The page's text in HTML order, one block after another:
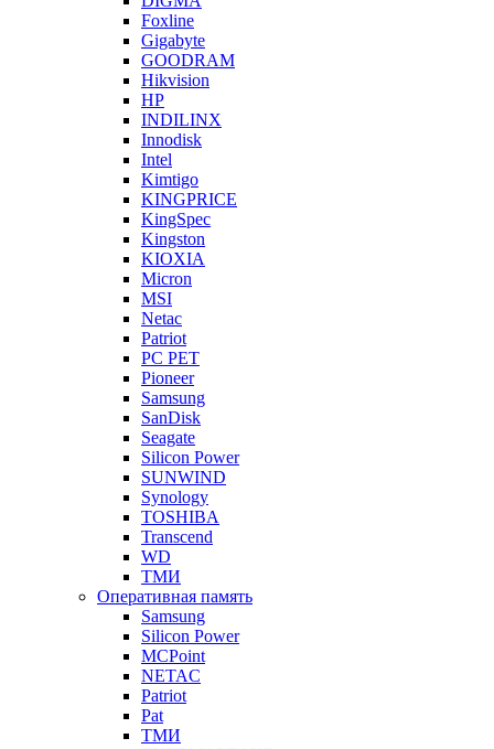
Foxline
Gigabyte
GOODRAM
Hikvision
HP
INDILINX
Innodisk
Intel
Kimtigo
KINGPRICE
KingSpec
Kingston
KIOXIA
Micron
MSI
Netac
Patriot
PC PET
Pioneer
Samsung
SanDisk
Seagate
Silicon Power
SUNWIND
Synology
TOSHIBA
Transcend
WD
ТМИ
Оперативная память
Samsung
Silicon Power
MCPoint
NETAC
Patriot
Pat
ТМИ